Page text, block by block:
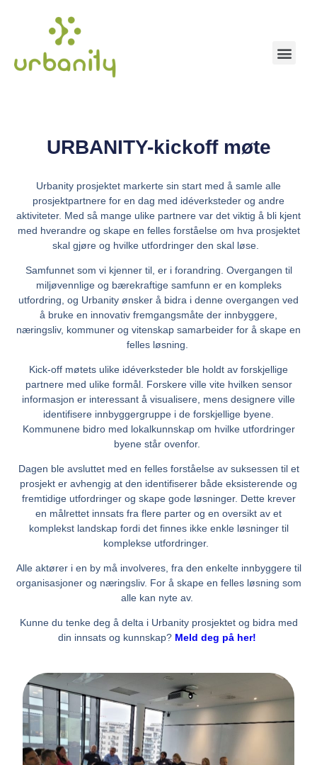
URBANITY-kickoff møte
Urbanity prosjektet markerte sin start med å samle alle
prosjektpartnere for en dag med idéverksteder og andre
aktiviteter. Med så mange ulike partnere var det viktig å bli kjent
med hverandre og skape en felles forståelse om hva prosjektet
skal gjøre og hvilke utfordringer den skal løse.
Samfunnet som vi kjenner til, er i forandring. Overgangen til
miljøvennlige og bærekraftige samfunn er en kompleks
utfordring, og Urbanity ønsker å bidra i denne overgangen ved
å bruke en innovativ fremgangsmåte der innbyggere,
næringsliv, kommuner og vitenskap samarbeider for å skape en
felles løsning.
Kick-off møtets ulike idéverksteder ble holdt av forskjellige
partnere med ulike formål. Forskere ville vite hvilken sensor
informasjon er interessant å visualisere, mens designere ville
identifisere innbyggergruppe i de forskjellige byene.
Kommunene bidro med lokalkunnskap om hvilke utfordringer
byene står ovenfor.
Dagen ble avsluttet med en felles forståelse av suksessen til et
prosjekt er avhengig at den identifiserer både eksisterende og
fremtidige utfordringer og skape gode løsninger. Dette krever
en målrettet innsats fra flere parter og en oversikt av et
komplekst landskap fordi det finnes ikke enkle løsninger til
komplekse utfordringer.
Alle aktører i en by må involveres, fra den enkelte innbyggere til
organisasjoner og næringsliv. For å skape en felles løsning som
alle kan nyte av.
Kunne du tenke deg å delta i Urbanity prosjektet og bidra med
din innsats og kunnskap? Meld deg på her!